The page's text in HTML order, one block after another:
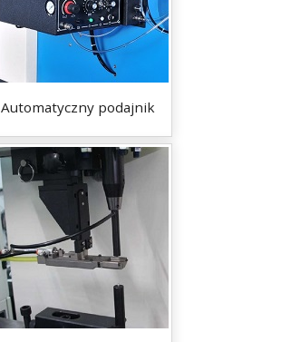
Automatyczny podajnik